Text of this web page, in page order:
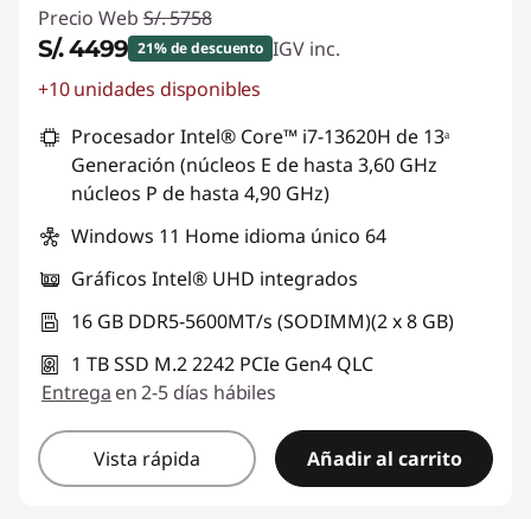
Precio Web S/. 5758
S/. 4499 21% de descuento IGV inc.
Ahorros instantáneos :
+10 unidades disponibles
Procesador Intel® Core™ i7-13620H de 13ᵃ
Generación (núcleos E de hasta 3,60 GHz
núcleos P de hasta 4,90 GHz)
Windows 11 Home idioma único 64
Gráficos Intel® UHD integrados
16 GB DDR5-5600MT/s (SODIMM)(2 x 8 GB)
1 TB SSD M.2 2242 PCIe Gen4 QLC
Entrega en 2-5 días hábiles
Vista rápida Añadir al carrito